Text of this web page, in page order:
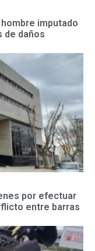
imputado
de daños
por efectuar
entre barras